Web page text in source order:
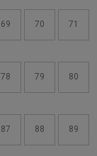
69 70 71
78 79 80
87 88 89